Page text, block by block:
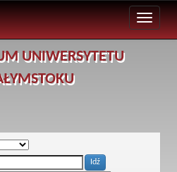
UNIWERSYTETU